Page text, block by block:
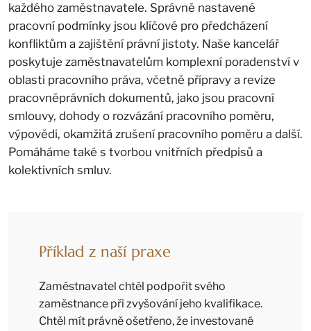
každého zaměstnavatele. Správně nastavené
pracovní podmínky jsou klíčové pro předcházení
konfliktům a zajištění právní jistoty. Naše kancelář
poskytuje zaměstnavatelům komplexní poradenství v
oblasti pracovního práva, včetně přípravy a revize
pracovněprávních dokumentů, jako jsou pracovní
smlouvy, dohody o rozvázání pracovního poměru,
výpovědi, okamžitá zrušení pracovního poměru a další.
Pomáháme také s tvorbou vnitřních předpisů a
kolektivních smluv.
Příklad z naší praxe
Zaměstnavatel chtěl podpořit svého
zaměstnance při zvyšování jeho kvalifikace.
Chtěl mít právně ošetřeno, že investované